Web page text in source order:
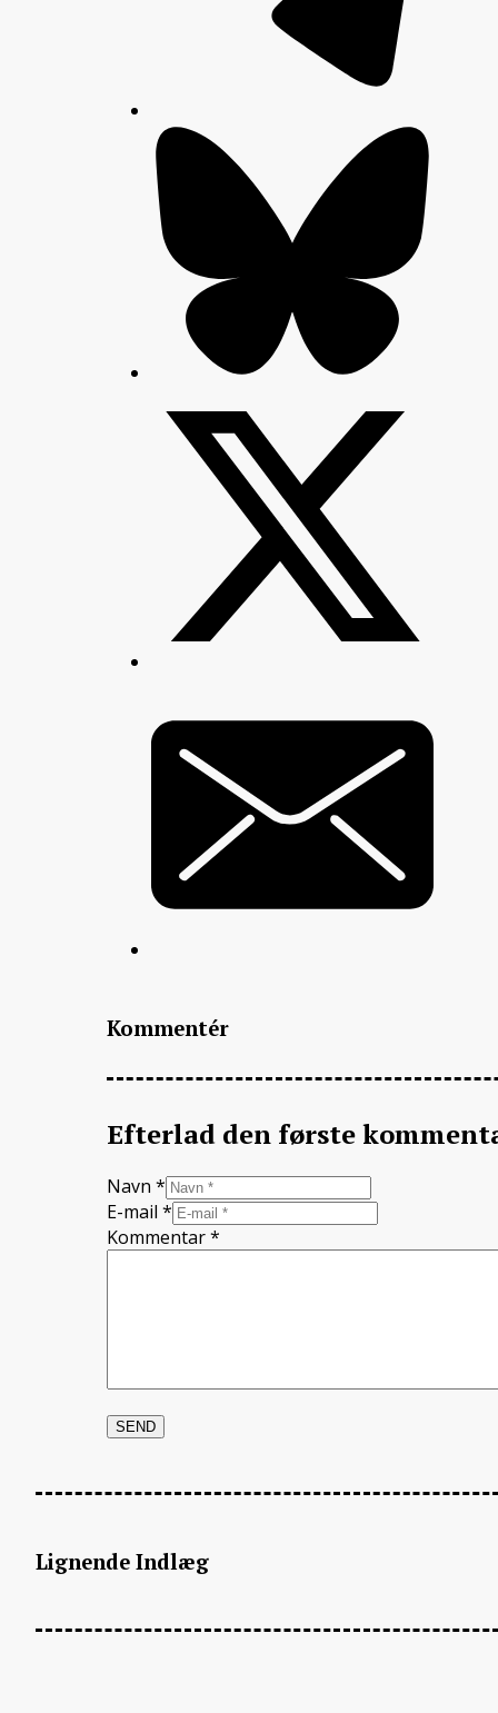
Kommentér
Efterlad den første
Navn *
E-mail *
Kommentar*
Lignende Indlæg